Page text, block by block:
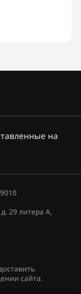
на
29 литера А,
сайта.